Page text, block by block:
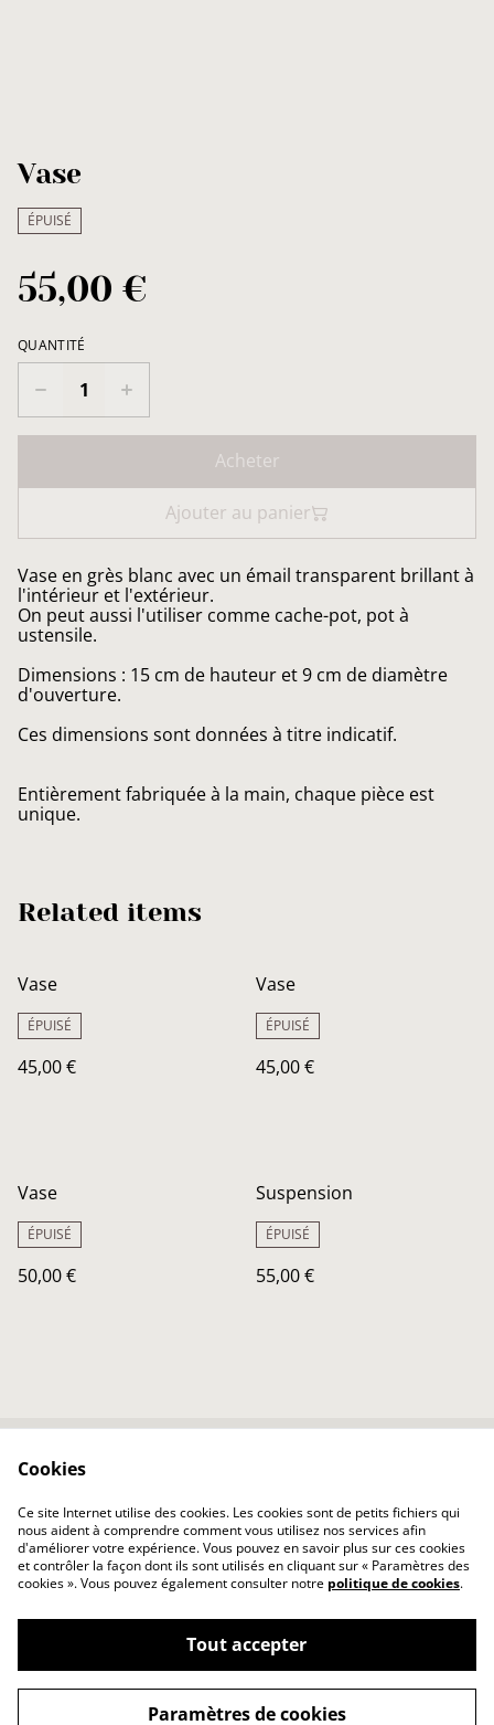
Vase
ÉPUISÉ
55,00 €
QUANTITÉ
Acheter
Ajouter au panier
Vase en grès blanc avec un émail transparent brillant à
l'intérieur et l'extérieur.
On peut aussi l'utiliser comme cache-pot, pot à
ustensile.
Dimensions : 15 cm de hauteur et 9 cm de diamètre
d'ouverture.
Ces dimensions sont données à titre indicatif.
Entièrement fabriquée à la main, chaque pièce est
unique.
Related items
Vase
ÉPUISÉ
45,00 €
Vase
ÉPUISÉ
45,00 €
Vase
ÉPUISÉ
50,00 €
Suspension
ÉPUISÉ
55,00 €
Politique de
confidentialité
Politique de cookies
©2026Atelier ACH
Cookies
Ce site Internet utilise des cookies. Les cookies sont de petits fichiers qui
nous aident à comprendre comment vous utilisez nos services afin
d'améliorer votre expérience. Vous pouvez en savoir plus sur ces cookies
et contrôler la façon dont ils sont utilisés en cliquant sur « Paramètres des
cookies ». Vous pouvez également consulter notre politique de cookies.
Tout accepter
Paramètres de cookies